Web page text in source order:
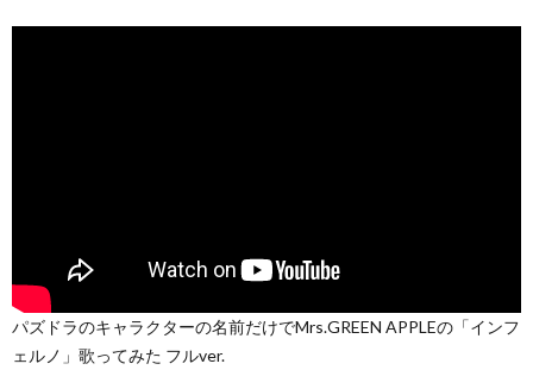
パズドラのキャラクターの名前だけでMrs.GREEN APPLEの「インフ
ェルノ」歌ってみた フルver.